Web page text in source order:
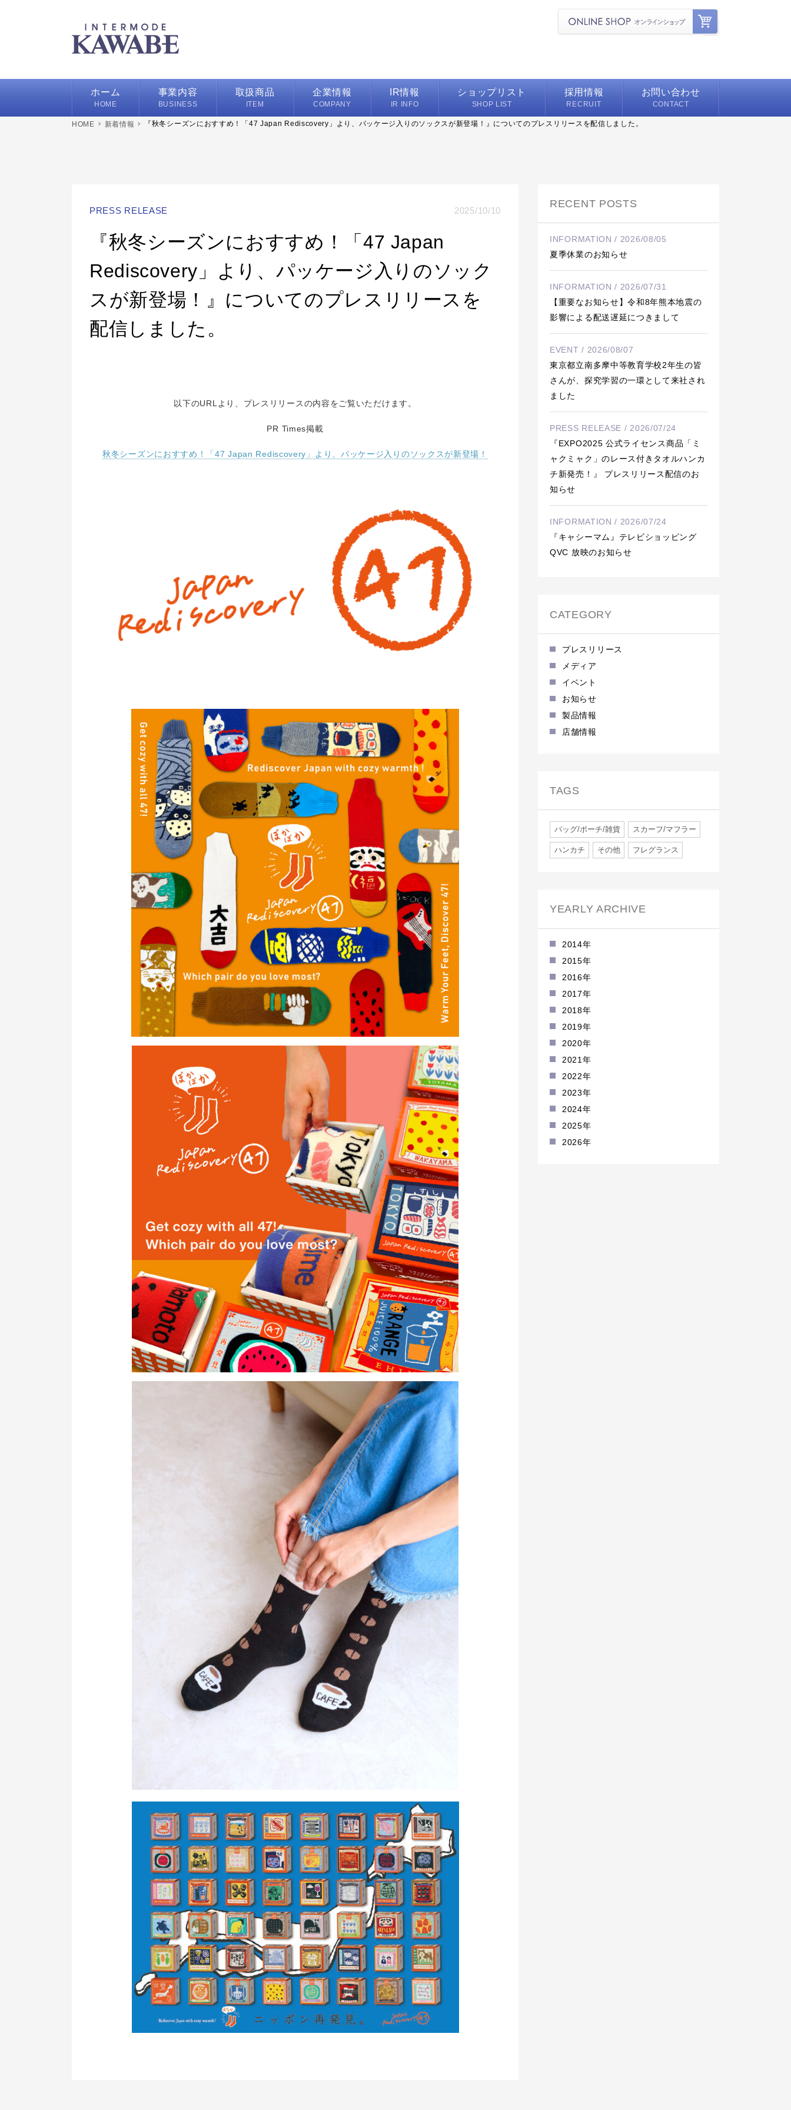
ホーム
HOME
事業内容
BUSINESS
取扱商品
ITEM
企業情報
COMPANY
IR情報
IR INFO
ショップリスト
SHOP LIST
ハンカチーフ コンシェルジュ
採用情報
RECRUIT
お問い合わせ
CONTACT
新着情報 『秋冬シーズンにおすすめ！「47 Japan Rediscovery」より、パッケージ入りのソックスが新登場！』についてのプレスリリースを配信しました。
PRESS RELEASE 2025/10/10
『秋冬シーズンにおすすめ！「47 Japan
Rediscovery」より、パッケージ入りのソック
スが新登場！』についてのプレスリリースを
配信しました。
以下のURLより、プレスリリースの内容をご覧いただけます。
PR Times掲載
秋冬シーズンにおすすめ！「47 Japan Rediscovery」より、パッケージ入りのソックスが新登場！
RECENT POSTS
INFORMATION / 2026/08/05
夏季休業のお知らせ
INFORMATION / 2026/07/31
【重要なお知らせ】令和8年熊本地震の
影響による配送遅延につきまして
EVENT / 2026/08/07
東京都立南多摩中等教育学校2年生の皆
さんが、探究学習の一環として来社され
ました
PRESS RELEASE / 2026/07/24
『EXPO2025 公式ライセンス商品「ミ
ャクミャク」のレース付きタオルハンカ
チ新発売！』 プレスリリース配信のお
知らせ
INFORMATION / 2026/07/24
『キャシーマム』テレビショッピング
QVC 放映のお知らせ
CATEGORY
プレスリリース
メディア
イベント
お知らせ
製品情報
店舗情報
TAGS
バッグ/ポーチ/雑貨 スカーフ/マフラー
ハンカチ その他 フレグランス
YEARLY ARCHIVE
2014年
2015年
2016年
2017年
2018年
2019年
2020年
2021年
2022年
2023年
2024年
2025年
2026年